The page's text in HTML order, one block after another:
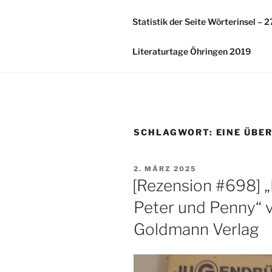
Statistik der Seite Wörterinsel –
Literaturtage Öhringen 2019
SCHLAGWORT: EINE
VERÖFFENTLICHT
AM
2. MÄRZ 2025
[Rezension #698]
Peter und Penny“
Goldmann Verlag